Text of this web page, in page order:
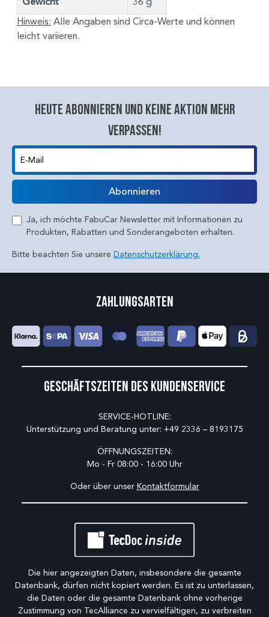
Hinweis: Alle Angaben sind Circa-Werte und können
leicht variieren.
Heute abonnieren und keine aktion mehr
verpassen!
E-Mail
Abonnieren
Ja, ich möchte FabuCar Newsletter mit Informationen zu
Produkten, Rabatten und Sonderangeboten erhalten.
Bitte beachten Sie unsere Datenschutzerklärung.
Geschäftszeiten des Kundenservice
SERVICE-HOTLINE:
Unterstützung und Beratung unter: +49 2336 – 8193175
ÖFFNUNGSZEITEN:
Mo - Fr 08:00 - 16:00 Uhr
Oder über unser Kontaktformular
Zahlungsarten
Die hier angezeigten Daten, insbesondere die gesamte
Datenbank, dürfen nicht kopiert werden. Es ist zu unterlassen,
die Daten oder die gesamte Datenbank ohne vorherige
Zustimmung von TecAlliance zu vervielfältigen, zu verbreiten